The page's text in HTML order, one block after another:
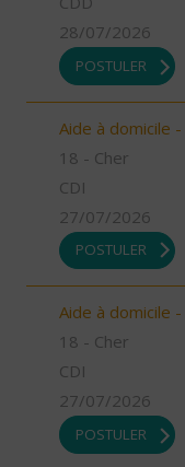
28/07/2026
POSTULER
Aide à domicile
18 - Cher
CDI
27/07/2026
POSTULER
Aide à domicile
18 - Cher
CDI
27/07/2026
POSTULER